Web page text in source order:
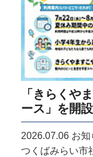
「きらくや
ース」を開
2026.07.06 お知
つくばみらい市